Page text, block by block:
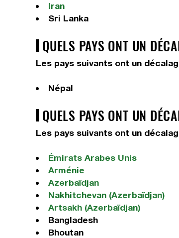
Iran
Sri Lanka
QUELS PAYS ONT UN
Les pays suivants ont un
Népal
QUELS PAYS ONT UN
Les pays suivants ont un
Émirats Arabes Unis
Arménie
Azerbaïdjan
Nakhitchevan (Azerbaïdjan)
Artsakh (Azerbaïdjan)
Bangladesh
Bhoutan